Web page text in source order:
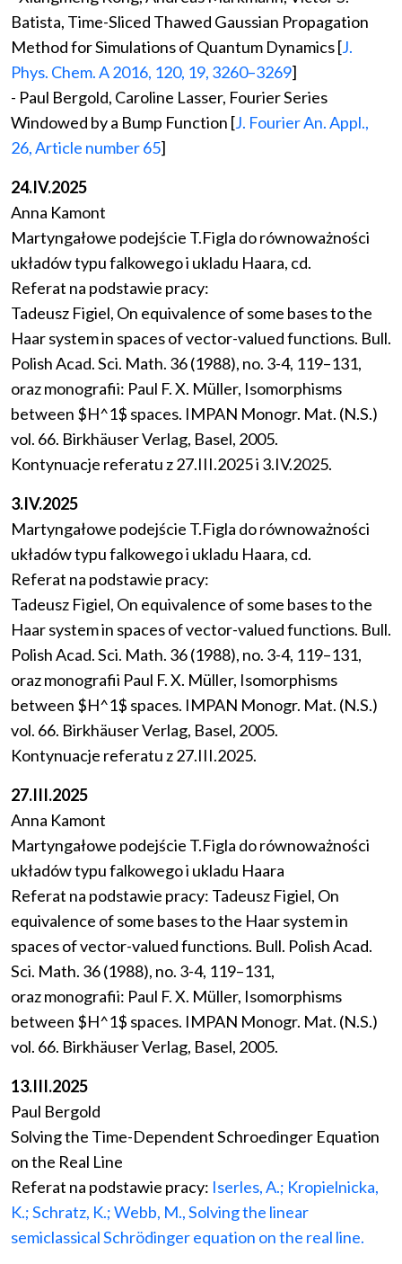
Batista, Time-Sliced Thawed Gaussian Propagation
Method for Simulations of Quantum Dynamics [J.
Phys. Chem. A 2016, 120, 19, 3260–3269]
- Paul Bergold, Caroline Lasser, Fourier Series
Windowed by a Bump Function [J. Fourier An. Appl.,
26, Article number 65]
24.IV.2025
Anna Kamont
Martyngałowe podejście T.Figla do równoważności
układów typu falkowego i ukladu Haara, cd.
Referat na podstawie pracy:
Tadeusz Figiel, On equivalence of some bases to the
Haar system in spaces of vector-valued functions. Bull.
Polish Acad. Sci. Math. 36 (1988), no. 3-4, 119–131,
oraz monografii: Paul F. X. Müller, Isomorphisms
between $H^1$ spaces. IMPAN Monogr. Mat. (N.S.)
vol. 66. Birkhäuser Verlag, Basel, 2005.
Kontynuacje referatu z 27.III.2025 i 3.IV.2025.
3.IV.2025
Martyngałowe podejście T.Figla do równoważności
układów typu falkowego i ukladu Haara, cd.
Referat na podstawie pracy:
Tadeusz Figiel, On equivalence of some bases to the
Haar system in spaces of vector-valued functions. Bull.
Polish Acad. Sci. Math. 36 (1988), no. 3-4, 119–131,
oraz monografii Paul F. X. Müller, Isomorphisms
between $H^1$ spaces. IMPAN Monogr. Mat. (N.S.)
vol. 66. Birkhäuser Verlag, Basel, 2005.
Kontynuacje referatu z 27.III.2025.
27.III.2025
Anna Kamont
Martyngałowe podejście T.Figla do równoważności
układów typu falkowego i ukladu Haara
Referat na podstawie pracy: Tadeusz Figiel, On
equivalence of some bases to the Haar system in
spaces of vector-valued functions. Bull. Polish Acad.
Sci. Math. 36 (1988), no. 3-4, 119–131,
oraz monografii: Paul F. X. Müller, Isomorphisms
between $H^1$ spaces. IMPAN Monogr. Mat. (N.S.)
vol. 66. Birkhäuser Verlag, Basel, 2005.
13.III.2025
Paul Bergold
Solving the Time-Dependent Schroedinger Equation
on the Real Line
Referat na podstawie pracy: Iserles, A.; Kropielnicka,
K.; Schratz, K.; Webb, M., Solving the linear
semiclassical Schrödinger equation on the real line.